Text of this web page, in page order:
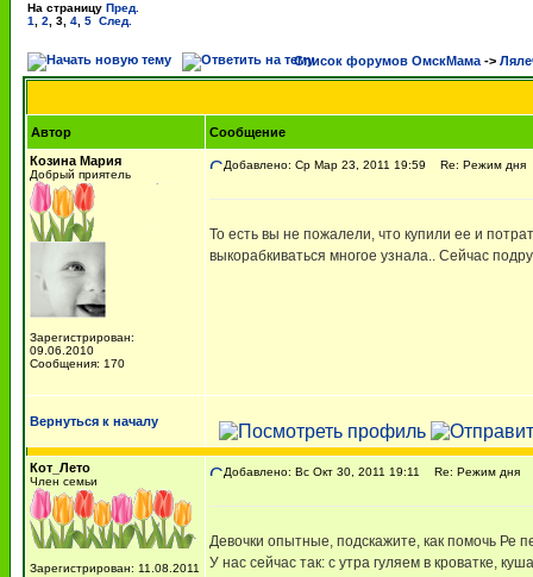
На страницу Пред.
1
2 3 4 5 След.
Список форумов ОмскМама ->
Автор
Сообщение
Козина Мария
Добрый приятель
Зарегистрирован:
09.06.2010
Сообщения: 170
Добавлено: Ср Мар 23, 2011 19:59 Re: Режим дня
То есть вы не пожалели, что купили ее и
выкорабкиваться многое узнала.. Сейчас
Вернуться к началу
Кот_Лето
Член семьи
Зарегистрирован: 11.08.2011
Добавлено: Вс Окт 30, 2011 19:11 Re: Режим дня
Девочки опытные, подскажите, как помочь Ре
У нас сейчас так: с утра гуляем в кроватке,